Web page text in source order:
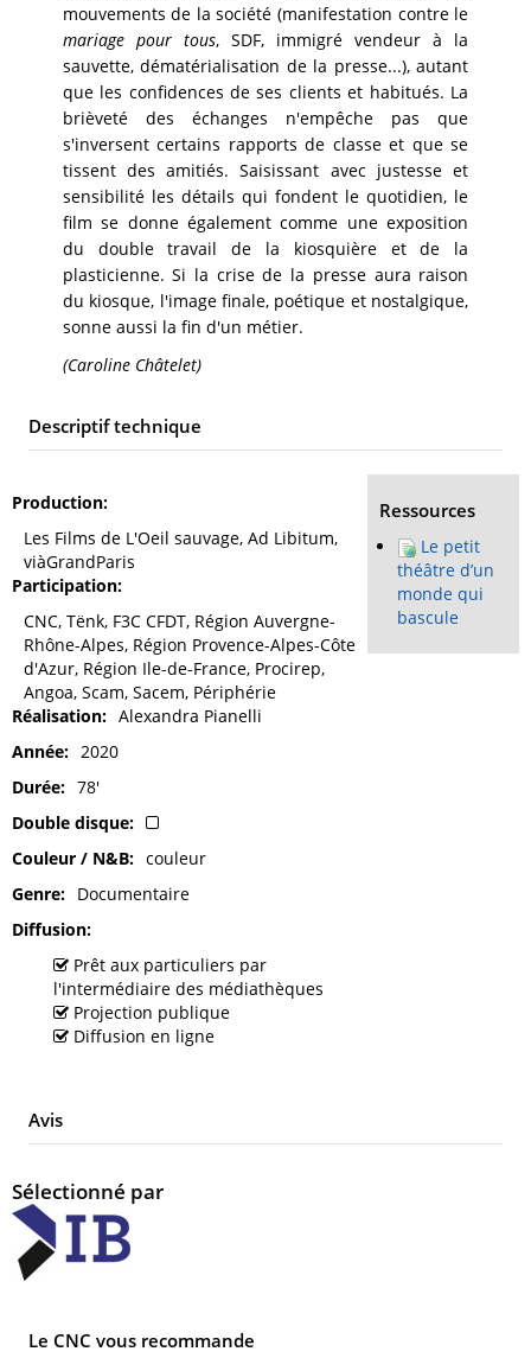
mouvements de la société (manifestation contre le
mariage pour tous, SDF, immigré vendeur à la
sauvette, dématérialisation de la presse...), autant
que les confidences de ses clients et habitués. La
brièveté des échanges n'empêche pas que
s'inversent certains rapports de classe et que se
tissent des amitiés. Saisissant avec justesse et
sensibilité les détails qui fondent le quotidien, le
film se donne également comme une exposition
du double travail de la kiosquière et de la
plasticienne. Si la crise de la presse aura raison
du kiosque, l'image finale, poétique et nostalgique,
sonne aussi la fin d'un métier.
(Caroline Châtelet)
Descriptif technique
Production
Les Films de L'Oeil sauvage, Ad Libitum,
viàGrandParis
Participation
CNC, Tënk, F3C CFDT, Région Auvergne-
Rhône-Alpes, Région Provence-Alpes-Côte
d'Azur, Région Ile-de-France, Procirep,
Angoa, Scam, Sacem, Périphérie
Réalisation
Alexandra Pianelli
Année
2020
Durée
78'
Double disque
Couleur / N&B
couleur
Genre
Documentaire
Diffusion
Prêt aux particuliers par
l'intermédiaire des médiathèques
Projection publique
Diffusion en ligne
Ressources
Le petit
théâtre d’un
monde qui
bascule
Avis
Sélectionné par
Le CNC vous recommande